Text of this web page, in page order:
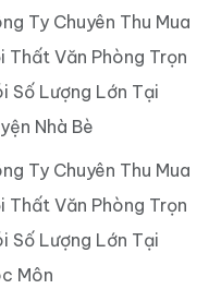
Ty Chuyên Thu Mua
Thất Văn Phòng Trọn
Số Lượng Lớn Tại
Nhà Bè
Ty Chuyên Thu Mua
Thất Văn Phòng Trọn
Số Lượng Lớn Tại
Môn